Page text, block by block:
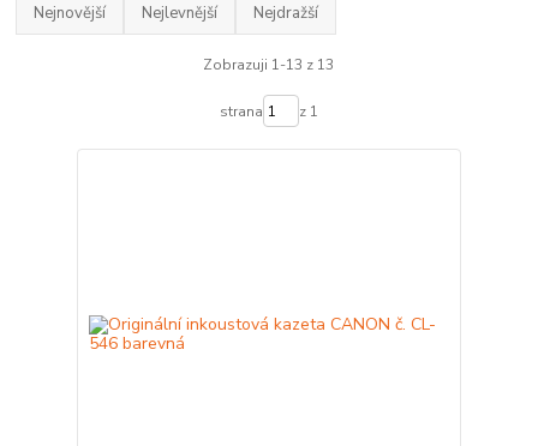
Nejnovější Nejlevnější Nejdražší
Zobrazuji 1-13 z 13
strana z 1